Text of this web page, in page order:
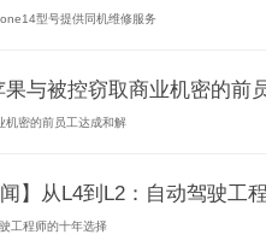
型号提供同机维修服务
与被控窃取商业机密的前
机密的前员工达成和解
闻】从L4到L2：自动驾驶工
工程师的十年选择